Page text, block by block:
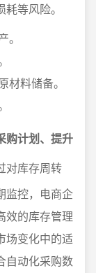
等风险。
料储备。
购计划、提升
对库存周转
监控，电商企
效的库存管理
场变化中的适
自动化采购数